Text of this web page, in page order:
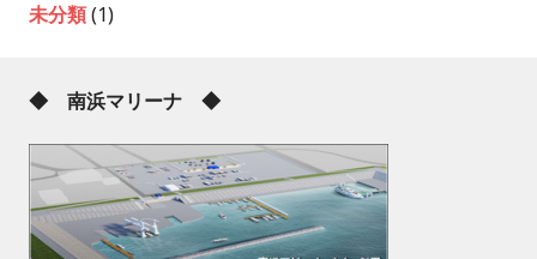
未分類(1)
◆ 南浜マリーナ ◆